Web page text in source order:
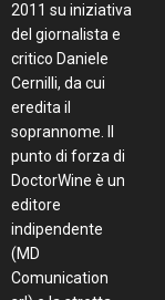
2011 su iniziativa
del giornalista e
critico Daniele
Cernilli, da cui
eredita il
soprannome. Il
punto di forza di
DoctorWine è un
editore
indipendente
(MD
Comunication